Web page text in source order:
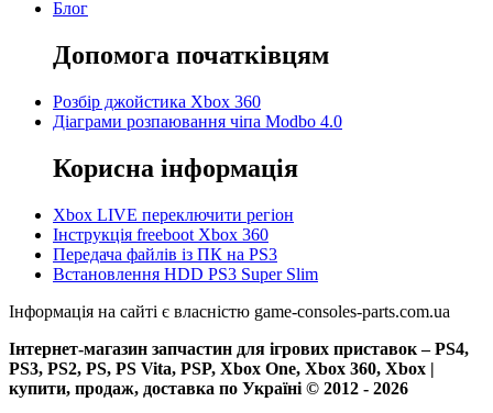
Блог
Допомога початківцям
Розбір джойстика Xbox 360
Діаграми розпаювання чіпа Modbo 4.0
Корисна інформація
Xbox LIVE переключити регіон
Інструкція freeboot Xbox 360
Передача файлів із ПК на PS3
Встановлення HDD PS3 Super Slim
Інформація на сайті є власністю game-consoles-parts.com.ua
Інтернет-магазин запчастин для ігрових приставок – PS4,
PS3, PS2, PS, PS Vita, PSP, Xbox One, Xbox 360, Xbox |
купити, продаж, доставка по Україні © 2012 - 2026